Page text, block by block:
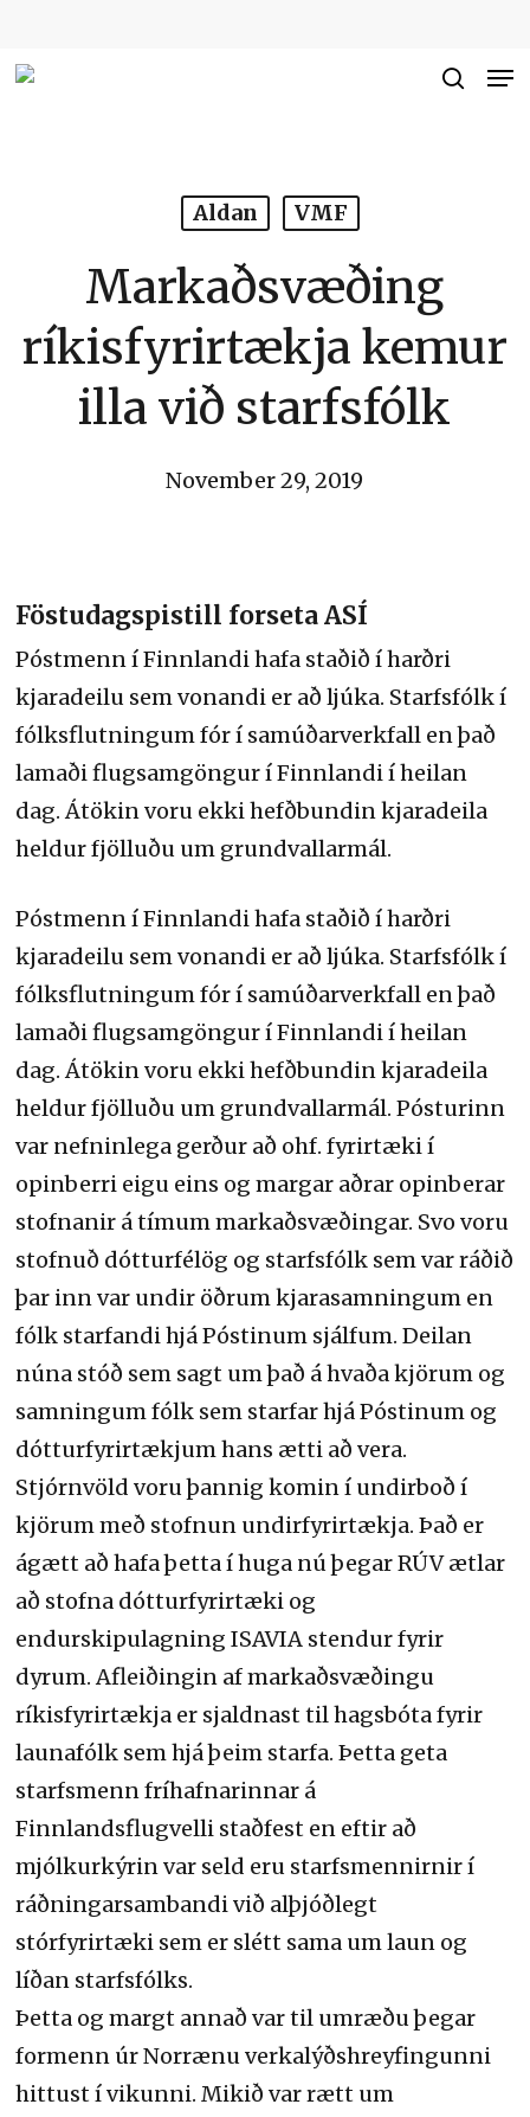
Aldan VMF
Markaðsvæðing
ríkisfyrirtækja kemur
illa við starfsfólk
November 29, 2019
Föstudagspistill forseta ASÍ
Póstmenn í Finnlandi hafa staðið í harðri
kjaradeilu sem vonandi er að ljúka. Starfsfólk í
fólksflutningum fór í samúðarverkfall en það
lamaði flugsamgöngur í Finnlandi í heilan
dag. Átökin voru ekki hefðbundin kjaradeila
heldur fjölluðu um grundvallarmál.
Póstmenn í Finnlandi hafa staðið í harðri
kjaradeilu sem vonandi er að ljúka. Starfsfólk í
fólksflutningum fór í samúðarverkfall en það
lamaði flugsamgöngur í Finnlandi í heilan
dag. Átökin voru ekki hefðbundin kjaradeila
heldur fjölluðu um grundvallarmál. Pósturinn
var nefninlega gerður að ohf. fyrirtæki í
opinberri eigu eins og margar aðrar opinberar
stofnanir á tímum markaðsvæðingar. Svo voru
stofnuð dótturfélög og starfsfólk sem var ráðið
þar inn var undir öðrum kjarasamningum en
fólk starfandi hjá Póstinum sjálfum. Deilan
núna stóð sem sagt um það á hvaða kjörum og
samningum fólk sem starfar hjá Póstinum og
dótturfyrirtækjum hans ætti að vera.
Stjórnvöld voru þannig komin í undirboð í
kjörum með stofnun undirfyrirtækja. Það er
ágætt að hafa þetta í huga nú þegar RÚV ætlar
að stofna dótturfyrirtæki og
endurskipulagning ISAVIA stendur fyrir
dyrum. Afleiðingin af markaðsvæðingu
ríkisfyrirtækja er sjaldnast til hagsbóta fyrir
launafólk sem hjá þeim starfa. Þetta geta
starfsmenn fríhafnarinnar á
Finnlandsflugvelli staðfest en eftir að
mjólkurkýrin var seld eru starfsmennirnir í
ráðningarsambandi við alþjóðlegt
stórfyrirtæki sem er slétt sama um laun og
líðan starfsfólks.
Þetta og margt annað var til umræðu þegar
formenn úr Norrænu verkalýðshreyfingunni
hittust í vikunni. Mikið var rætt um
Close